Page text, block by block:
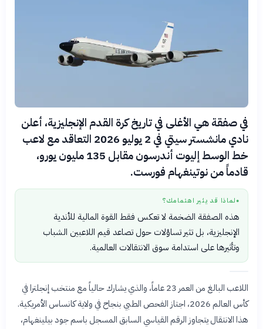
في صفقة هي الأغلى في تاريخ كرة القدم الإنجليزية، أعلن
نادي مانشستر سيتي في 2 يوليو 2026 التعاقد مع لاعب
خط الوسط إليوت أندرسون مقابل 135 مليون يورو،
قادماً من نوتينغهام فورست.
● لماذا قد يثير اهتمامك؟
هذه الصفقة الضخمة لا تعكس فقط القوة المالية للأندية
الإنجليزية، بل تثير تساؤلات حول تصاعد قيم اللاعبين الشباب
وتأثيرها على استدامة سوق الانتقالات العالمية.
اللاعب البالغ من العمر 23 عاماً، والذي يشارك حالياً مع منتخب إنجلترا في
كأس العالم 2026، اجتاز الفحص الطبي بنجاح في ولاية كانساس الأمريكية.
هذا الانتقال يتجاوز الرقم القياسي السابق المسجل باسم جود بيلينغهام،